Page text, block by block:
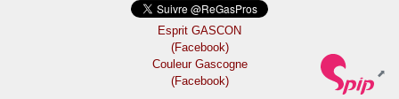
Esprit GASCON
(Facebook)
Couleur Gascogne
(Facebook)